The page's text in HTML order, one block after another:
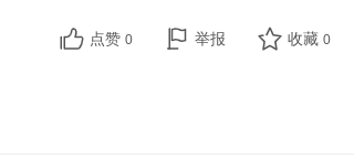
点赞 0 举报 收藏 0